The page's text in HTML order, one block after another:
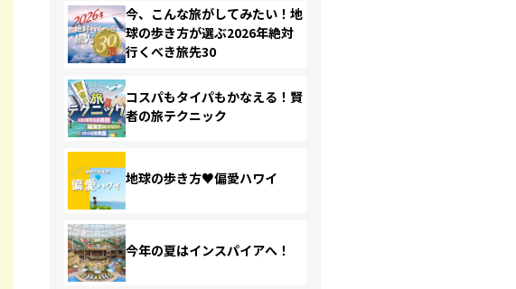
今、こんな旅がしてみたい！地
球の歩き方が選ぶ2026年絶対
行くべき旅先30
コスパもタイパもかなえる！賢
者の旅テクニック
地球の歩き方♥偏愛ハワイ
今年の夏はインスパイアへ！